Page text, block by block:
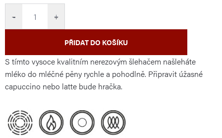
+
−
PŘIDAT DO KOŠÍKU
S tímto vysoce kvalitním nerezovým šlehačem našleháte
mléko do mléčné pěny rychle a pohodlně. Připravit úžasné
capuccino nebo latte bude hračka.